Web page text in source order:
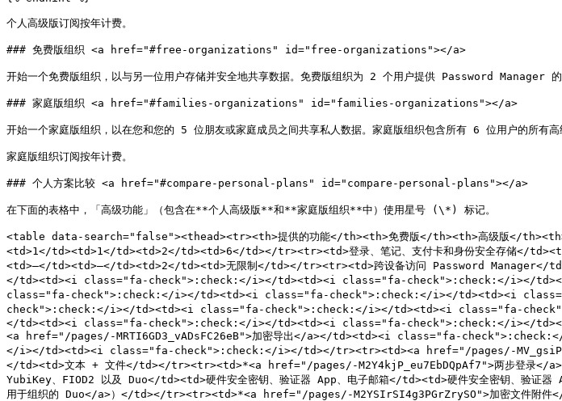
个人高级版订阅按年计费。
### 免费版组织 <a href="#free-organizations" id="free-organizations"></a>
开始一个免费版组织，以与另一位用户存储并安全地共享数据。免费版组织为 2 个用户提供 Password Manager 的
### 家庭版组织 <a href="#families-organizations" id="families-organizations"></a>
开始一个家庭版组织，以在您和您的 5 位朋友或家庭成员之间共享私人数据。家庭版组织包含所有 6 位用户的所有高
家庭版组织订阅按年计费。
### 个人方案比较 <a href="#compare-personal-plans" id="compare-personal-plans"></a>
在下面的表格中，「高级功能」（包含在**个人高级版**和**家庭版组织**中）使用星号 (\*) 标记。
<table data-search="false"><thead><tr><th>提供的功能</th><th>免费版</th><th>高级版</
<td>1</td><td>1</td><td>2</td><td>6</td></tr><tr><td>登录、笔记、支付卡和身份安全存储</
<td>—</td><td>—</td><td>2</td><td>无限制</td></tr><tr><td>跨设备访问 Password
</td><td><i class="fa-check">:check:</i></td><td><i class="fa-check">:check:</i></
class="fa-check">:check:</i></td><td><i class="fa-check">:check:</i></td><td><i
check">:check:</i></td><td><i class="fa-check">:check:</i></td><td><i class="fa-
</td><td><i class="fa-check">:check:</i></td><td><i class="fa-check">:check:</i></
<a href="/pages/-MRTI6GD3_vADsFC26eB">加密导出</a></td><td><i class="fa-
</i></td><td><i class="fa-check">:check:</i></td></tr><tr><td><a href="/pages/-
</td><td>文本 + 文件</td></tr><tr><td>*<a href="/pages/-M2Y4kjP_eu7EbDQpAf7">两步登录</a></
YubiKey、FIOD2 以及 Duo</td><td>硬件安全密钥、验证器 App、电子邮箱</td><td>硬件安全密钥、验证
用于组织的 Duo</a>）</td></tr><tr><td>*<a href="/pages/-M2YSIrSI4g3PGrZrySO">加密文件